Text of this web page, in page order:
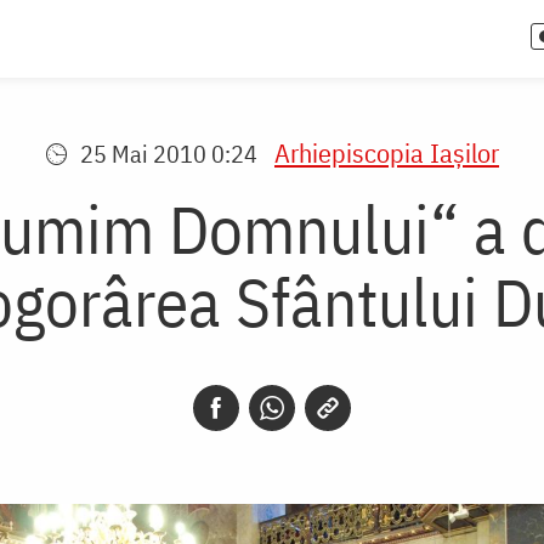
25 Mai 2010 0:24 Arhiepiscopia Iaşilor
Domnului“ a
Sfântului